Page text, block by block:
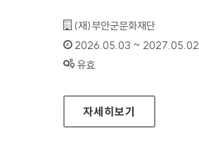
기관명 :
(재)부안군문화재단
인증기간 :
2026.05.03 ~ 2027.05.02
상태 :
유효
부안군문화재단
자세히보기